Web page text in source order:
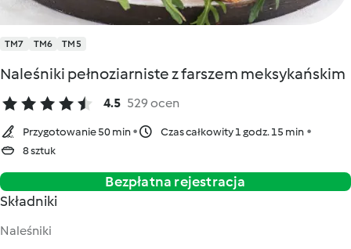
TM7 TM6 TM5
Naleśniki pełnoziarniste z farszem meksykańskim
4.5 529 ocen
Przygotowanie 50 min
Czas całkowity 1 godz. 15 min
8 sztuk
Bezpłatna rejestracja
Składniki
Naleśniki